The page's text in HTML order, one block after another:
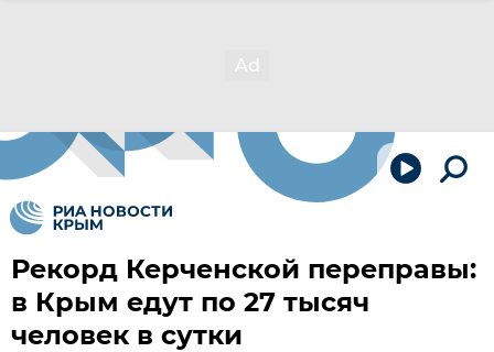
Рекорд Керченской переправы:
в Крым едут по 27 тысяч
человек в сутки